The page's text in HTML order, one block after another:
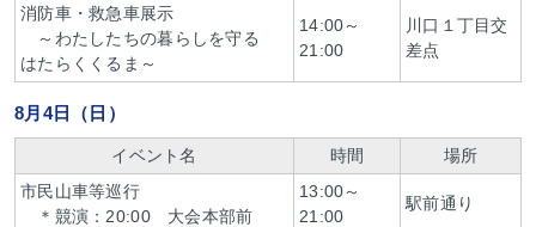
消防車・救急車展示
～わたしたちの暮らしを守る
はたらくくるま～
14:00～
21:00
川口１丁目交
差点
8月4日（日）
イベント名 時間
場所
市民山車等巡行
＊競演：20:00 大会本部前
13:00～
21:00
駅前通り